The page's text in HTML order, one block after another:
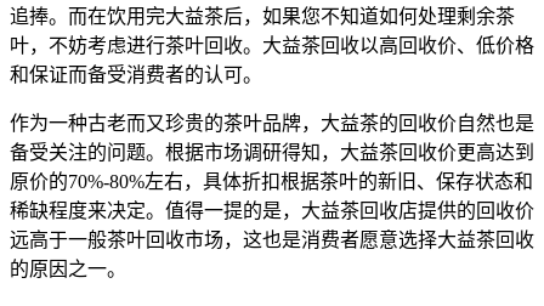
追捧。而在饮用完大益茶后，如果您不知道如何处理剩余茶
叶，不妨考虑进行茶叶回收。大益茶回收以高回收价、低价格
和保证而备受消费者的认可。
作为一种古老而又珍贵的茶叶品牌，大益茶的回收价自然也是
备受关注的问题。根据市场调研得知，大益茶回收价更高达到
原价的70%-80%左右，具体折扣根据茶叶的新旧、保存状态和
稀缺程度来决定。值得一提的是，大益茶回收店提供的回收价
远高于一般茶叶回收市场，这也是消费者愿意选择大益茶回收
的原因之一。